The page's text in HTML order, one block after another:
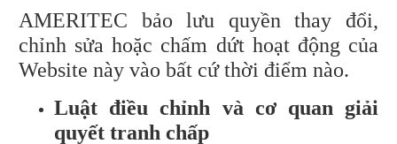
AMERITEC bảo lưu quyền thay đổi,
chỉnh sửa hoặc chấm dứt hoạt động của
Website này vào bất cứ thời điểm nào.
Luật điều chỉnh và cơ quan giải
quyết tranh chấp